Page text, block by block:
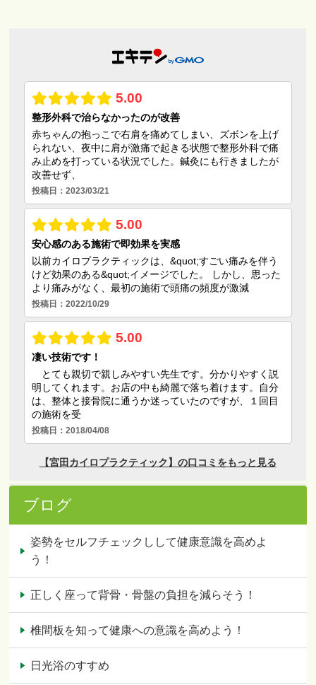
ブログ
姿勢をセルフチェックしして健康意識を高めよ
う！
正しく座って背骨・骨盤の負担を減らそう！
椎間板を知って健康への意識を高めよう！
日光浴のすすめ